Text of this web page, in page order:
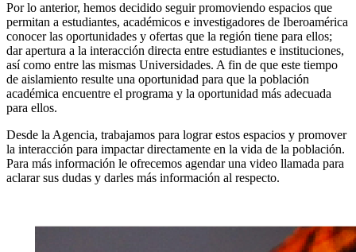
Por lo anterior, hemos decidido seguir promoviendo espacios que
permitan a estudiantes, académicos e investigadores de Iberoamérica
conocer las oportunidades y ofertas que la región tiene para ellos;
dar apertura a la interacción directa entre estudiantes e instituciones,
así como entre las mismas Universidades. A fin de que este tiempo
de aislamiento resulte una oportunidad para que la población
académica encuentre el programa y la oportunidad más adecuada
para ellos.
Desde la Agencia, trabajamos para lograr estos espacios y promover
la interacción para impactar directamente en la vida de la población.
Para más información le ofrecemos agendar una video llamada para
aclarar sus dudas y darles más información al respecto.